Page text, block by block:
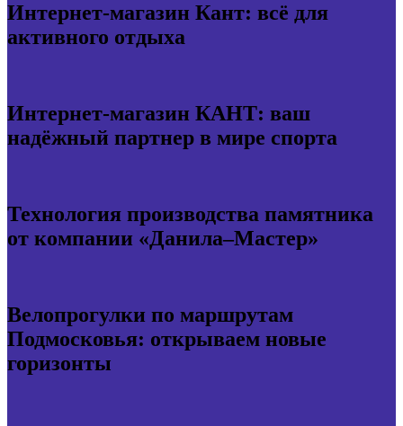
Интернет-магазин Кант: всё для
активного отдыха
Интернет-магазин КАНТ: ваш
надёжный партнер в мире спорта
Технология производства памятника
от компании «Данила–Мастер»
Велопрогулки по маршрутам
Подмосковья: открываем новые
горизонты